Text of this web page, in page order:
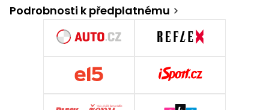
Podrobnosti k předplatnému